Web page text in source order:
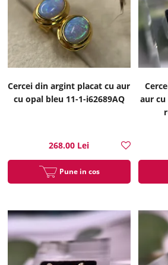
Cercei din argint placat cu aur
cu opal bleu 11-1-i62689AQ
268.00 Lei
Pune in cos
aur